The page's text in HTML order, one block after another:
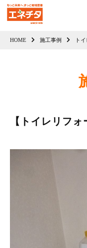
HOME 施工事例 ト
【トイレリフ